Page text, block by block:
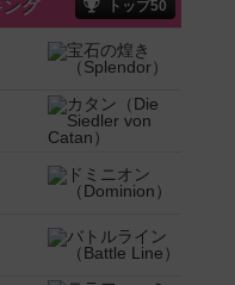
グ トップ50